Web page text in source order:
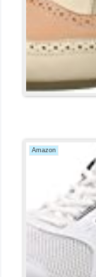
Amazon